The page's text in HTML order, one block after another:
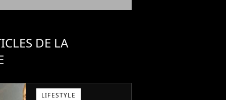
DE LA
LIFESTYLE